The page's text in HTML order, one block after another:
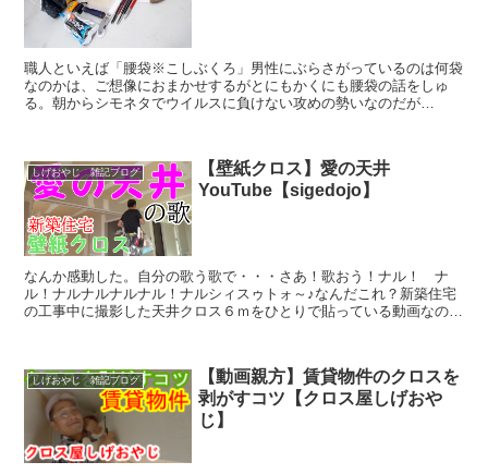
職人といえば「腰袋※こしぶくろ」男性にぶらさがっているのは何袋
なのかは、ご想像におまかせするがとにもかくにも腰袋の話をしゅ
る。朝からシモネタでウイルスに負けない攻めの勢いなのだが
しげおやじ 雑記ブログ
【壁紙クロス】愛の天井
YouTube【sigedojo】
なんか感動した。自分の歌う歌で・・・さあ！歌おう！ナル！ ナ
ル！ナルナルナルナル！ナルシィスゥトォ～♪なんだこれ？新築住宅
の工事中に撮影した天井クロス６ｍをひとりで貼っている動画なのだ
しげおやじ 雑記ブログ
【動画親方】賃貸物件のクロスを
剥がすコツ【クロス屋しげおや
じ】